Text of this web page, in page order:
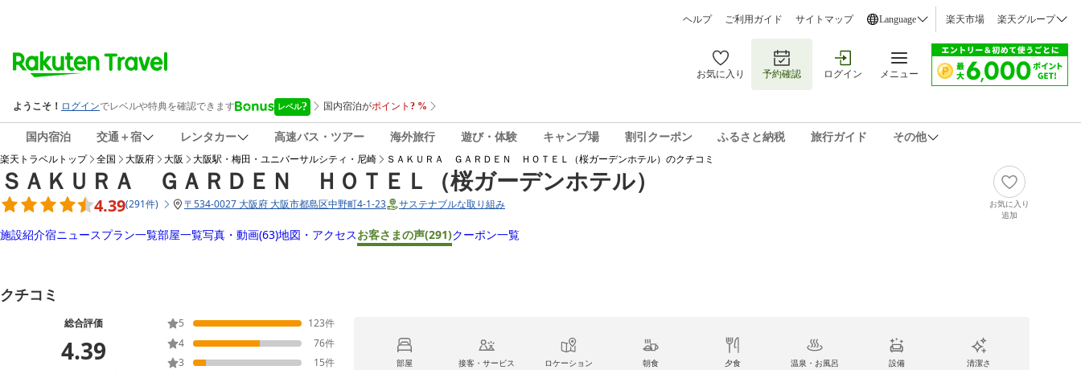
ヘルプ ご利用ガイド サイトマップ Language 楽天市場 楽天グループ
お気に入り 予約確認 ログイン メニュー
国内宿泊 交通＋宿 レンタカー 高速バス・ツアー 海外旅行 遊び・体験 キャンプ場 割引クーポン ふるさと納税 旅行ガイド その他
楽天トラベルトップ 全国 大阪府 大阪 大阪駅・梅田・ユニバーサルシティ・尼崎 ＳＡＫＵＲＡ ＧＡＲＤＥＮ ＨＯＴＥＬ（桜ガーデンホテル） のクチコミ
ＳＡＫＵＲＡ ＧＡＲＤＥＮ ＨＯＴＥＬ（桜ガーデンホテル）
4.39(291件) 〒534-0027 大阪府 大阪市都島区中野町4-1-23 サステナブルな取り組み
お気に入り
追加
施設紹介宿ニュースプラン一覧部屋一覧写真・動画(63)地図・アクセスお客さまの声(291)クーポン一覧
クチコミ
総合評価
4.39
5 123件
4
76件
3
15件
部屋 接客・サービス ロケーション 朝食 夕食 温泉・お風呂 設備 清潔さ